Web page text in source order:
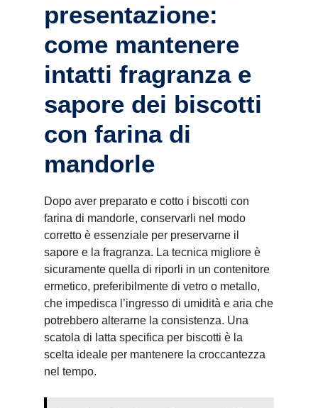
presentazione:
come mantenere
intatti fragranza e
sapore dei biscotti
con farina di
mandorle
Dopo aver preparato e cotto i biscotti con
farina di mandorle, conservarli nel modo
corretto è essenziale per preservarne il
sapore e la fragranza. La tecnica migliore è
sicuramente quella di riporli in un contenitore
ermetico, preferibilmente di vetro o metallo,
che impedisca l’ingresso di umidità e aria che
potrebbero alterarne la consistenza. Una
scatola di latta specifica per biscotti è la
scelta ideale per mantenere la croccantezza
nel tempo.